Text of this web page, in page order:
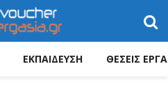
ΕΚΠΑΙΔΕΥΣΗ ΘΕΣΕΙΣ